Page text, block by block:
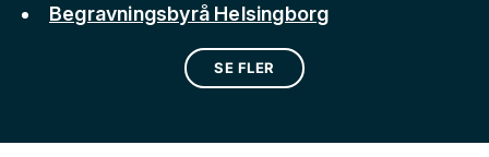
Begravningsbyrå Helsingborg
SE FLER